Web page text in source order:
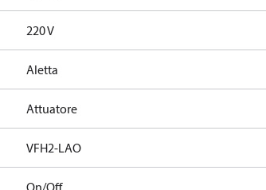
220 V
Aletta
Attuatore
VFH2-LAO
On/Off